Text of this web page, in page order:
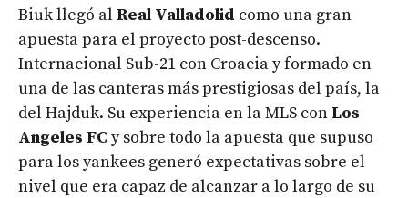
Biuk llegó al Real Valladolid como una gran
apuesta para el proyecto post-descenso.
Internacional Sub-21 con Croacia y formado en
una de las canteras más prestigiosas del país, la
del Hajduk. Su experiencia en la MLS con Los
Angeles FC y sobre todo la apuesta que supuso
para los yankees generó expectativas sobre el
nivel que era capaz de alcanzar a lo largo de su